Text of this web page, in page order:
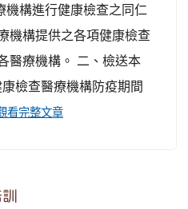
機構進行健康檢查之同仁
機構提供之各項健康檢查
醫療機構。 二、檢送本
檢查醫療機構防疫期間
看完整文章